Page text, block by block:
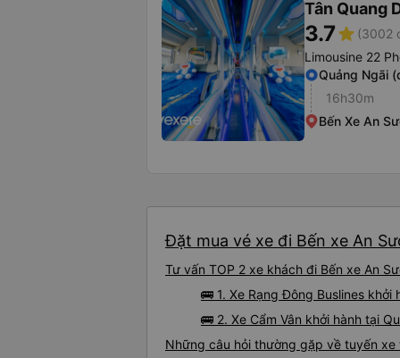
Tân Quang
3.7star (3002
Limousine 22
Quảng Ngãi
16h30m
Bến Xe An
Đặt mua vé xe đi Bến xe An
Tư vấn TOP 2 xe khách đi Bến xe An
🚌 1. Xe Rạng Đông Buslines
🚌 2. Xe Cẩm Vân khởi hành tại
Những câu hỏi thường gặp về tuyến xe